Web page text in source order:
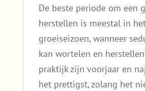
De beste periode om een
herstellen is meestal in
groeiseizoen, wanneer
kan wortelen en
praktijk zijn voorjaar en
het prettigst, zolang het